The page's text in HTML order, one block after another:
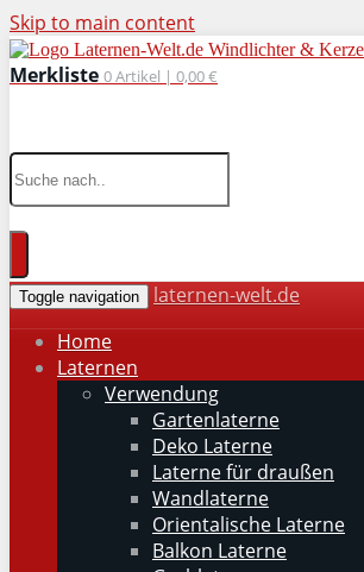
Skip to main content
Merkliste 0Artikel | 0,00 €
Toggle navigation
laternen-welt.de
Home
Laternen
Verwendung
Gartenlaterne
Deko Laterne
Laterne für draußen
Wandlaterne
Orientalische Laterne
Balkon Laterne